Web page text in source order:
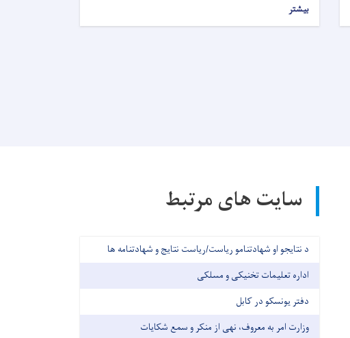
بیشتر
سایت های مرتبط
د نتایجو او شهادتنامو ریاست/ریاست نتایج و شهادتنامه ها
اداره تعلیمات تخنیکی و مسلکی
دفتر یونسکو در کابل
وزارت امر به معروف، نهی از منکر و سمع شکایات